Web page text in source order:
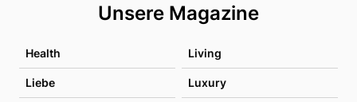
Unsere Magazine
Health Living
Liebe Luxury